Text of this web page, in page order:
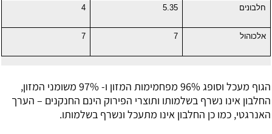
חלבונים 5.35
4
אלכוהול 7
7
הגוף מעכל וסופג 96% מפחמימות המזון ו- 97% משומני המזון,
החלבון אינו נשרף בשלמותו ותוצרי הפירוק הינם החנקנים – הערך
האנרגטי, כמו כן החלבון אינו מתעכל ונשרף בשלמותו.